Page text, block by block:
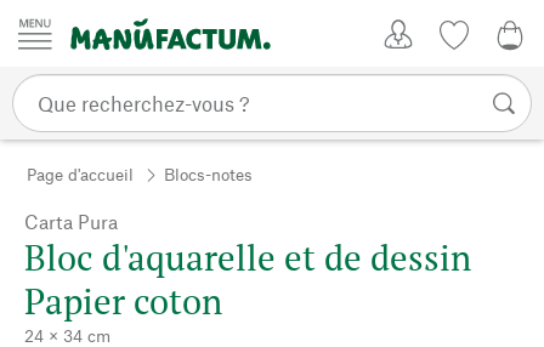
Passer au contenu
Page d'accueil Blocs-notes
Carta Pura
Bloc d'aquarelle et de dessin
Papier coton
24 × 34 cm